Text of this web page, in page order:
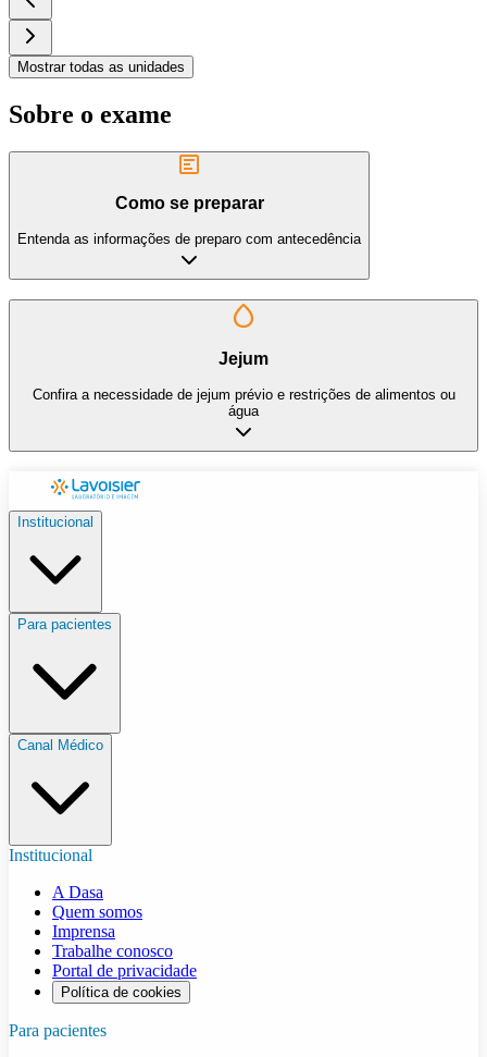
Mostrar todas as unidades
Sobre o exame
Como se preparar
Entenda as informações de preparo com antecedência
Jejum
Confira a necessidade de jejum prévio e restrições de alimentos ou
água
Institucional
Para pacientes
Canal Médico
Institucional
A Dasa
Quem somos
Imprensa
Trabalhe conosco
Portal de privacidade
Política de cookies
Para pacientes